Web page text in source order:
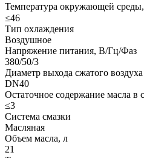
Температура окружающей
≤46
Тип охлаждения
Воздушное
Напряжение питания, В/Гц/Фаз
380/50/3
Диаметр выхода сжатого воздуха
DN40
Остаточное содержание масла в
≤3
Система смазки
Масляная
Объем масла, л
21